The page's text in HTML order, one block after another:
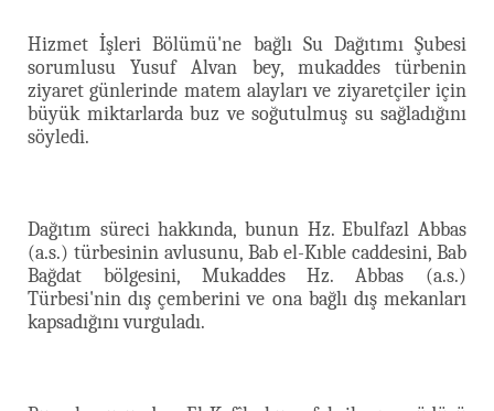
Hizmet İşleri Bölümü'ne bağlı Su Dağıtımı Şubesi
sorumlusu Yusuf Alvan bey, mukaddes türbenin
ziyaret günlerinde matem alayları ve ziyaretçiler için
büyük miktarlarda buz ve soğutulmuş su sağladığını
söyledi.
Dağıtım süreci hakkında, bunun Hz. Ebulfazl Abbas
(a.s.) türbesinin avlusunu, Bab el-Kıble caddesini, Bab
Bağdat bölgesini, Mukaddes Hz. Abbas (a.s.)
Türbesi'nin dış çemberini ve ona bağlı dış mekanları
kapsadığını vurguladı.